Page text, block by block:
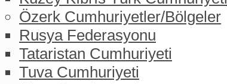
Özerk Cumhuriyetler/Bölgeler
Rusya Federasyonu
Tataristan Cumhuriyeti
Tuva Cumhuriyeti